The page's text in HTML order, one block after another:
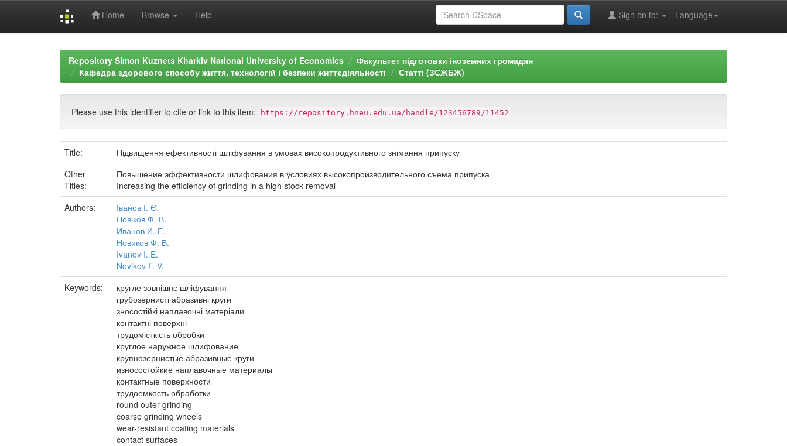
Home Browse Help Language
Sign on to:
Repository Simon Kuznets Kharkiv National University of Economics
Факультет підготовки іноземних громадян
Кафедра здорового способу життя, технологій і безпеки життєдіяльності
Статті (ЗСЖБЖ)
Please use this identifier to cite or link to this item: https://repository.hneu.edu.ua/handle/123456789/11452
Title:
Підвищення ефективності шліфування в умовах високопродуктивного знімання припуску
Other
Titles:
Повышение эффективности шлифования в условиях высокопроизводительного съема припуска
Increasing the efficiency of grinding in a high stock removal
Authors:
Іванов І. Є.
Новіков Ф. В.
Иванов И. Е.
Новиков Ф. В.
Ivanov I. E.
Novikov F. V.
Keywords:
кругле зовнішнє шліфування
грубозернисті абразивні круги
зносостійкі наплавочні матеріали
контактні поверхні
трудомісткість обробки
круглое наружное шлифование
крупнозернистые абразивные круги
износостойкие наплавочные материалы
контактные поверхности
трудоемкость обработки
round outer grinding
coarse grinding wheels
wear-resistant coating materials
contact surfaces